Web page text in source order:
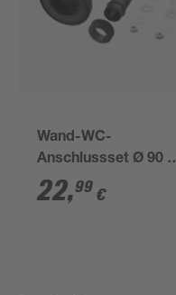
Wand-WC-
Anschlussset Ø 90 x
180 mm
22,99 €